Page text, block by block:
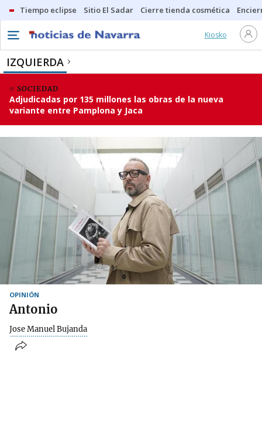
Tiempo eclipse Sitio El Sadar Cierre tienda cosmética
Kiosko
IZQUIERDA
SOCIEDAD
Adjudicadas por 135 millones las obras de la nueva
variante entre Pamplona y Jaca
OPINIÓN
Antonio
Jose Manuel Bujanda